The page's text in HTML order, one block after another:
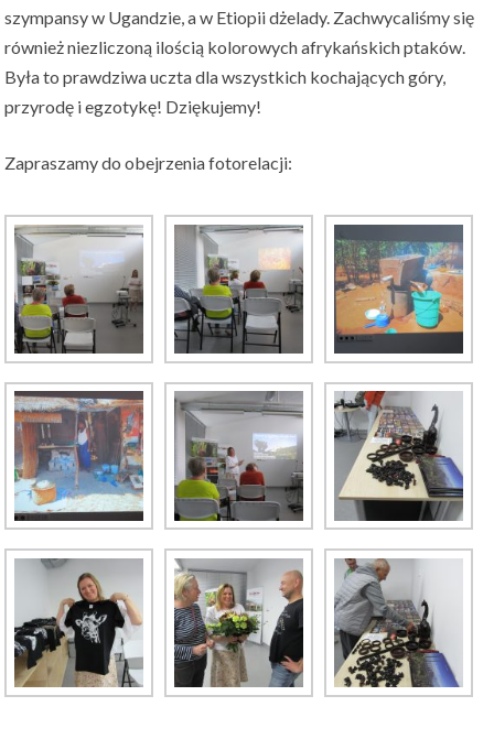
szympansy w Ugandzie, a w Etiopii dżelady. Zachwycaliśmy się
również niezliczoną ilością kolorowych afrykańskich ptaków.
Była to prawdziwa uczta dla wszystkich kochających góry,
przyrodę i egzotykę! Dziękujemy!
Zapraszamy do obejrzenia fotorelacji: